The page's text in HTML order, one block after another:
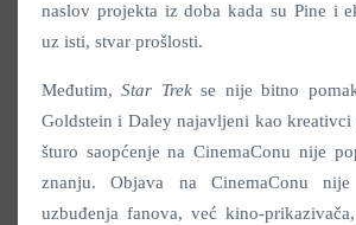
naslov projekta iz doba kada su Pine i
uz isti, stvar prošlosti.
Međutim,Star Trekse nije bitno
Goldstein i Daley najavljeni kao kreativci
šturo saopćenje na CinemaConu nije
znanju. Objava na CinemaConu
uzbuđenja fanova, već kino-